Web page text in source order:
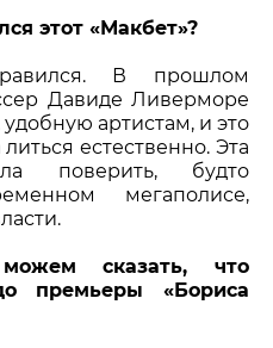
этот «Макбет»?
В прошлом
Давиде Ливерморе
артистам, и это
естественно. Эта
поверить, будто
мегаполисе,
сказать, что
премьеры «Бориса